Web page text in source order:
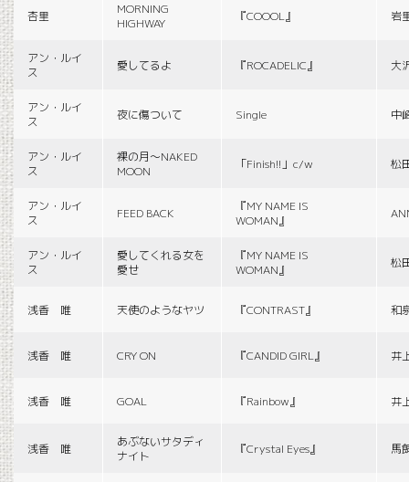
杏里
MORNING
HIGHWAY
『COOOL』 岩
アン・ルイ
ス
愛してるよ 『ROCADELIC』 大
アン・ルイ
ス
夜に傷ついて Single 中
アン・ルイ
ス
裸の月〜NAKED
MOON
「Finish!!」c/w 松
アン・ルイ
ス
FEED BACK
『MY NAME IS
WOMAN』
アン・ルイ
ス
愛してくれる女を
愛せ
『MY NAME IS
WOMAN』
松
浅香 唯 天使のようなヤツ 『CONTRAST』 和
浅香 唯 CRY ON 『CANDID GIRL』 井
浅香 唯 GOAL 『Rainbow』 井
浅香 唯
あぶないサタディ
ナイト
『Crystal Eyes』 馬